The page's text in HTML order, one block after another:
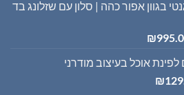
₪755.00.
בגוון אפור כהה | סלון עם שזלונג בד
₪המחיר
הוא:
אוכל בעיצוב מודרני
₪המחיר